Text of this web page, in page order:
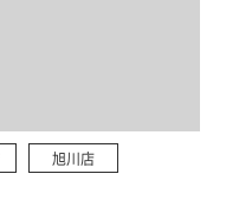
旭川店